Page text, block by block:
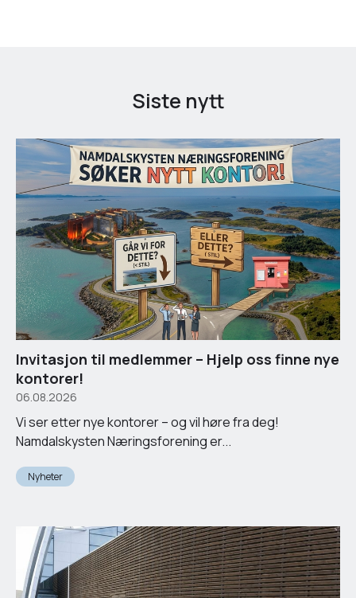
Siste nytt
Invitasjon til medlemmer – Hjelp oss finne nye
kontorer!
06.08.2026
Vi ser etter nye kontorer – og vil høre fra deg!
Namdalskysten Næringsforening er...
Nyheter